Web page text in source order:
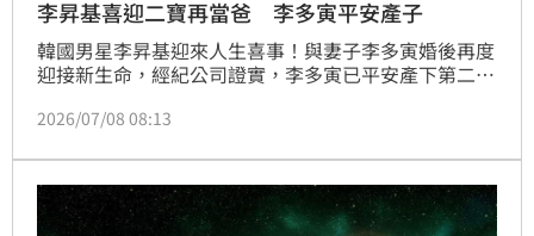
李昇基喜迎二寶再當爸 李多寅平安產子
韓國男星李昇基迎來人生喜事！與妻子李多寅婚後再度
迎接新生命，經紀公司證實，李多寅已平安產下第二
口之家，喜訊曝光後也湧入大批粉絲祝福。林宜君
2026/07/08 08:13